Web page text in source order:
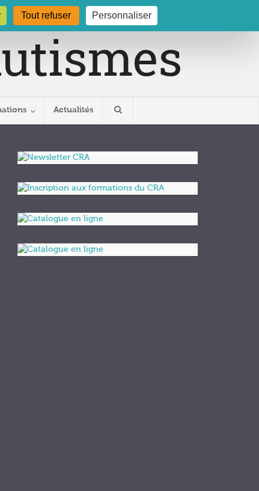
03 80 29 54 19
Actualités
Tout refuser Personnaliser